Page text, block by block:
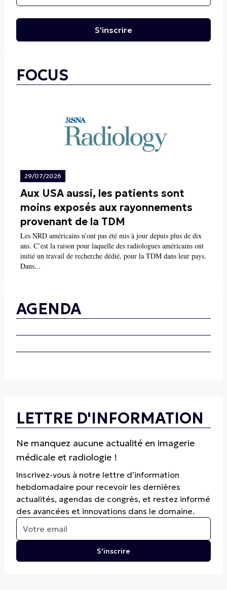
S'inscrire
FOCUS
29/07/2026
Aux USA aussi, les patients sont
moins exposés aux rayonnements
provenant de la TDM
Les NRD américains n’ont pas été mis à jour depuis plus de dix
ans. C’est la raison pour laquelle des radiologues américains ont
initié un travail de recherche dédié, pour la TDM dans leur pays.
Dans...
AGENDA
LETTRE D'INFORMATION
Ne manquez aucune actualité en imagerie
médicale et radiologie !
Inscrivez-vous à notre lettre d’information
hebdomadaire pour recevoir les dernières
actualités, agendas de congrès, et restez informé
des avancées et innovations dans le domaine.
S'inscrire